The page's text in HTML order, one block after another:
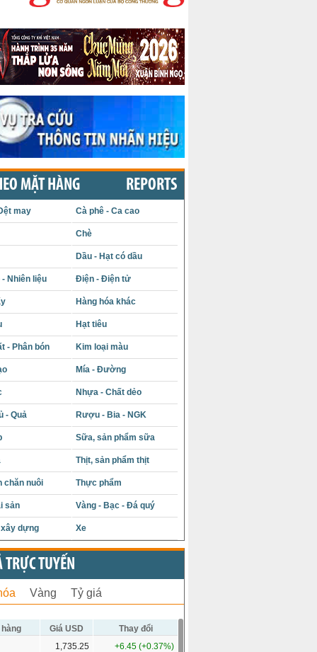
MẶT HÀNG REPORTS
may Cà phê - Ca cao
Chè
Dầu - Hạt có dầu
- Nhiên liệu Điện - Điện tử
Hàng hóa khác
Hạt tiêu
- Phân bón Kim loại màu
Mía - Đường
Nhựa - Chất dẻo
- Quả Rượu - Bia - NGK
Sữa, sản phẩm sữa
Thịt, sản phẩm thịt
chăn nuôi Thực phẩm
sản Vàng - Bạc - Đá quý
dựng Xe
TRỰC TUYẾN
Vàng Tỷ giá
Giá USD
Thay đổi
1,735.25 +6.45 (+0.37%)